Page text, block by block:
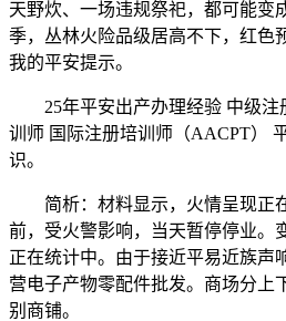
天野炊、一场违规祭祀，都可能变
季，丛林火险品级居高不下，红色
我的平安提示。
25年平安出产办理经验 中级注
训师 国际注册培训师（AACPT）
识。
简析：材料显示，火情呈现正
前，受火警影响，当天暂停停业。
正在统计中。由于接近平易近族声
营电子产物零配件批发。商场分上
别商铺。